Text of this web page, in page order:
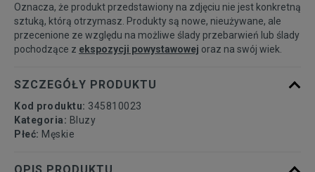
L
Powiadom o
dostępności
dostępności
Oznacza, że produkt przedstawiony na zdjęciu nie jest konkretną
sztuką, którą otrzymasz. Produkty są nowe, nieużywane, ale
przecenione ze względu na możliwe ślady przebarwień lub ślady
pochodzące z ekspozycji powystawowej oraz na swój wiek.
SZCZEGÓŁY PRODUKTU
Kod produktu: 345810023
Kategoria: Bluzy
Płeć: Męskie